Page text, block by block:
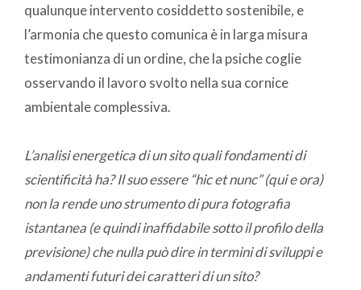
qualunque intervento cosiddetto sostenibile, e
l’armonia che questo comunica è in larga misura
testimonianza di un ordine, che la psiche coglie
osservando il lavoro svolto nella sua cornice
ambientale complessiva.
L’analisi energetica di un sito quali fondamenti di
scientificità ha? Il suo essere “hic et nunc” (qui e ora)
non la rende uno strumento di pura fotografia
istantanea (e quindi inaffidabile sotto il profilo della
previsione) che nulla può dire in termini di sviluppi e
andamenti futuri dei caratteri di un sito?